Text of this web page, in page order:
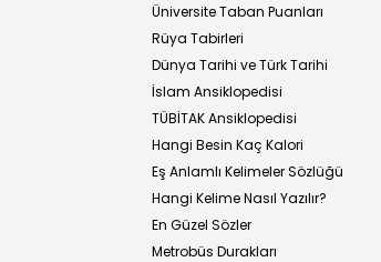
Üniversite Taban Puanları
Rüya Tabirleri
Dünya Tarihi ve Türk Tarihi
İslam Ansiklopedisi
TÜBİTAK Ansiklopedisi
Hangi Besin Kaç Kalori
Eş Anlamlı Kelimeler Sözlüğü
Hangi Kelime Nasıl Yazılır?
En Güzel Sözler
Metrobüs Durakları